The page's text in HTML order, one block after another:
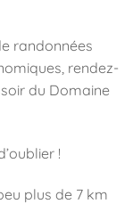
randonnées
rendez-
du Domaine
!
plus de 7 km